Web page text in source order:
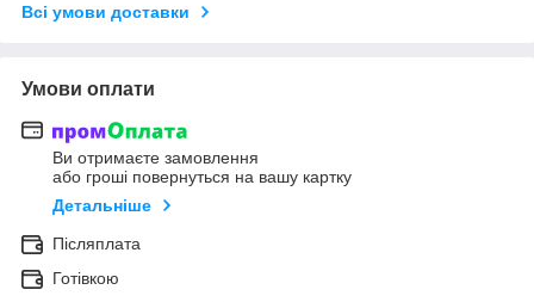
Всі умови доставки
Умови оплати
Ви отримаєте замовлення
або гроші повернуться на вашу картку
Детальніше
Післяплата
Готівкою